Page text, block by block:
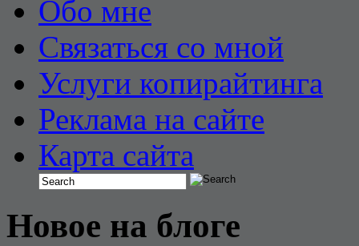
Обо мне
Связаться со мной
Услуги копирайтинга
Реклама на сайте
Карта сайта
Новое на блоге